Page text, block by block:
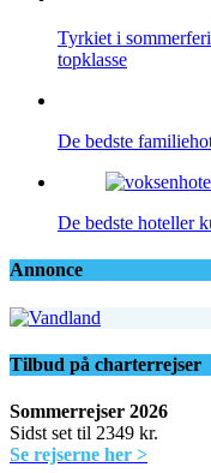
Tyrkiet i
topklasse
De bedste
De bedste hoteller
Annonce
Tilbud på charterrejser
Sommerrejser 2026
Sidst set til 2349 kr.
Se rejserne her >